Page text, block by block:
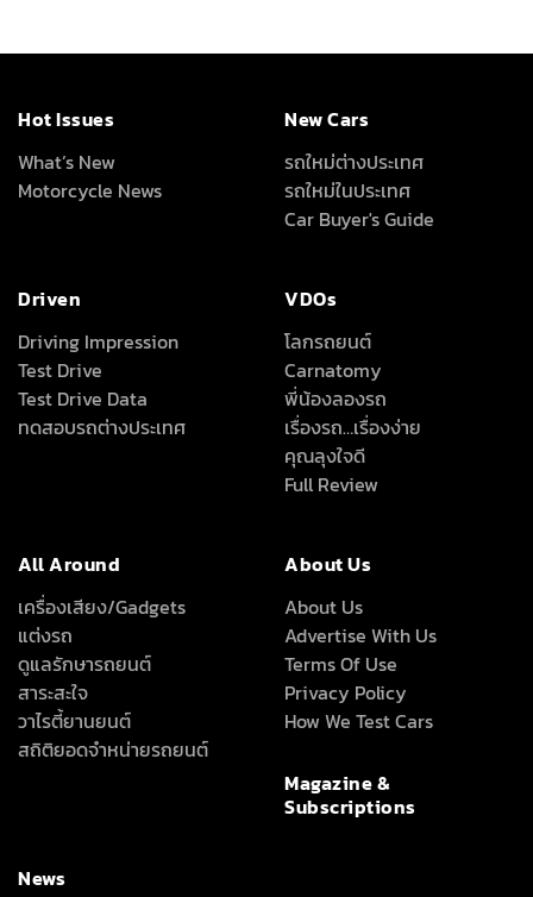
Hot Issues
What’s New
Motorcycle News
New Cars
รถใหม่ต่างประเทศ
รถใหม่ในประเทศ
Car Buyer's Guide
Driven
Driving Impression
Test Drive
Test Drive Data
ทดสอบรถต่างประเทศ
VDOs
โลกรถยนต์
Carnatomy
พี่น้องลองรถ
เรื่องรถ…เรื่องง่าย
คุณลุงใจดี
Full Review
All Around
เครื่องเสียง/Gadgets
แต่งรถ
ดูแลรักษารถยนต์
สาระสะใจ
วาไรตี้ยานยนต์
สถิติยอดจำหน่ายรถยนต์
About Us
About Us
Advertise With Us
Terms Of Use
Privacy Policy
How We Test Cars
Magazine &
Subscriptions
News